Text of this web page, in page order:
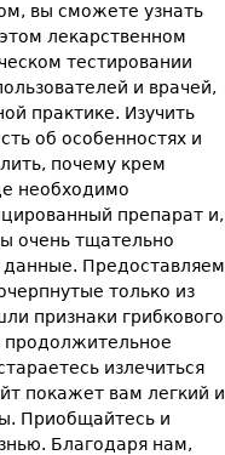
вы сможете узнать
лекарственном
тестировании
и врачей,
практике. Изучить
об особенностях и
почему крем
необходимо
препарат и,
очень тщательно
Предоставляем
только из
признаки грибкового
излечиться
покажет вам легкий и
Приобщайтесь и
Благодаря нам,